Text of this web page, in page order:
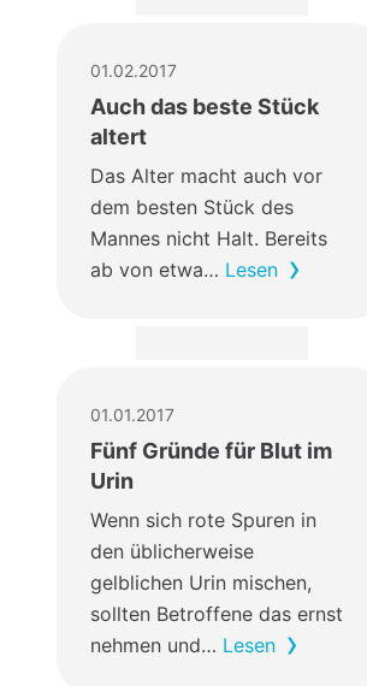
01.02.2017
Auch das beste Stück
altert
Das Alter macht auch vor
dem besten Stück des
Mannes nicht Halt. Bereits
ab von etwa… Lesen
01.01.2017
Fünf Gründe für Blut im
Urin
Wenn sich rote Spuren in
den üblicherweise
gelblichen Urin mischen,
sollten Betroffene das ernst
nehmen und… Lesen